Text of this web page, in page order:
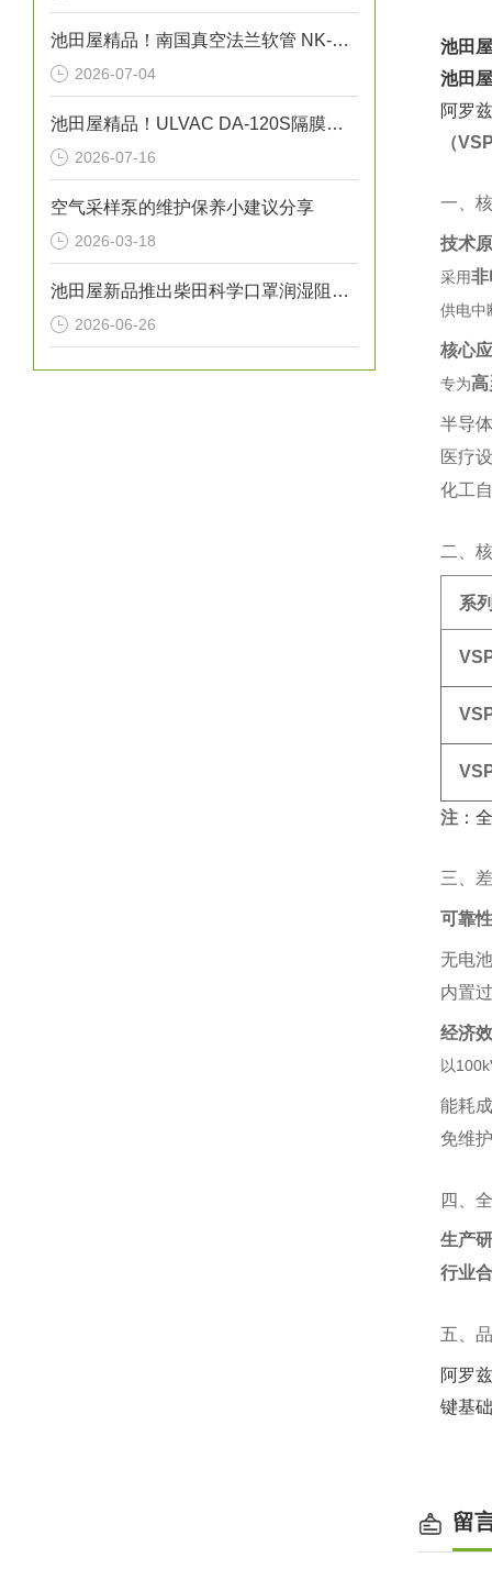
池田屋精品！南国真空法兰软管 NK-6000 参数介绍
2026-07-04
池田屋精品！ULVAC DA-120S隔膜型干式真空泵
2026-07-16
空气采样泵的维护保养小建议分享
2026-03-18
池田屋新品推出柴田科学口罩润湿阻力测试仪 WR-9000 参数介绍
2026-06-26
池田
池田
阿罗
（
一、
技术
采用‌
供电中
核心
专为‌高
半导
医疗
化工
二、
系
注 ：
三、
可靠
无电
内置
经济
以
能耗
免维
四、
生产
行业
五、
阿罗
键基
留